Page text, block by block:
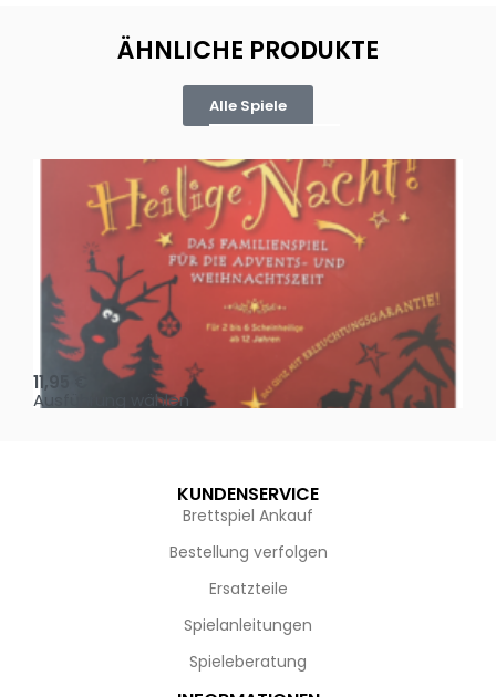
ÄHNLICHE PRODUKTE
Alle Spiele
Oh, heilige Nacht!
11,95
Ausführung wählen
KUNDENSERVICE
Brettspiel Ankauf
Bestellung verfolgen
Ersatzteile
Spielanleitungen
Spieleberatung